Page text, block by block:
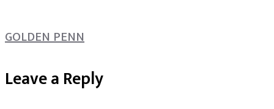
GOLDEN PENN
Leave a Reply